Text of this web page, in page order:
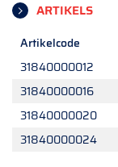
ARTIKELS
Artikelcode
31840000012
31840000016
31840000020
31840000024